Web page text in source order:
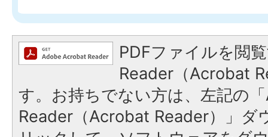
PDFファイルを閲
Reader（Acrobat
す。お持ちでない方は、左記の
Reader（Acrobat Reader）」ダ